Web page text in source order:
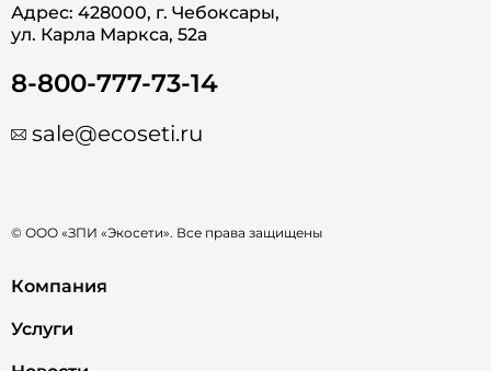
Адрес: 428000, г. Чебоксары,
ул. Карла Маркса, 52а
8-800-777-73-14
sale@ecoseti.ru
© ООО «ЗПИ «Экосети». Все права защищены
Компания
Услуги